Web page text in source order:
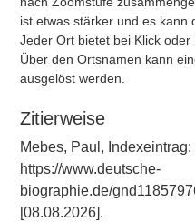
ist etwas stärker und es kann
Jeder Ort bietet bei Klick oder
Über den Ortsnamen kann
ausgelöst werden.
Zitierweise
Mebes, Paul,
https://www.deutsche-
biographie.de/
[08.08.2026].